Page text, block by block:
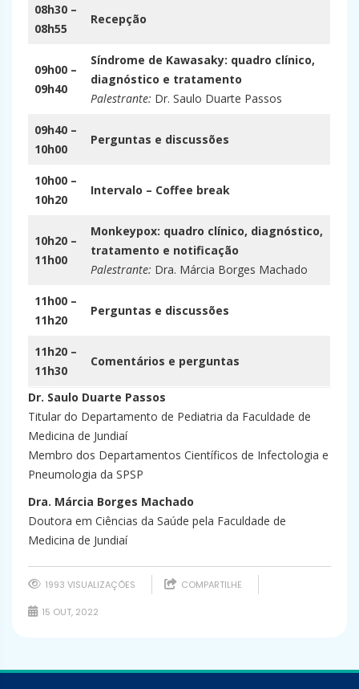
08h30 –
08h55
Recepção
09h00 –
09h40
Síndrome de Kawasaky: quadro clínico,
diagnóstico e tratamento
Palestrante: Dr. Saulo Duarte Passos
09h40 –
10h00
Perguntas e discussões
10h00 –
10h20
Intervalo – Coffee break
10h20 –
11h00
Monkeypox: quadro clínico, diagnóstico,
tratamento e notificação
Palestrante: Dra. Márcia Borges Machado
11h00 –
11h20
Perguntas e discussões
11h20 –
11h30
Comentários e perguntas
Dr. Saulo Duarte Passos
Titular do Departamento de Pediatria da Faculdade de
Medicina de Jundiaí
Membro dos Departamentos Científicos de Infectologia e
Pneumologia da SPSP
Dra. Márcia Borges Machado
Doutora em Ciências da Saúde pela Faculdade de
Medicina de Jundiaí
1993 VISUALIZAÇÕES COMPARTILHE
15 OUT, 2022